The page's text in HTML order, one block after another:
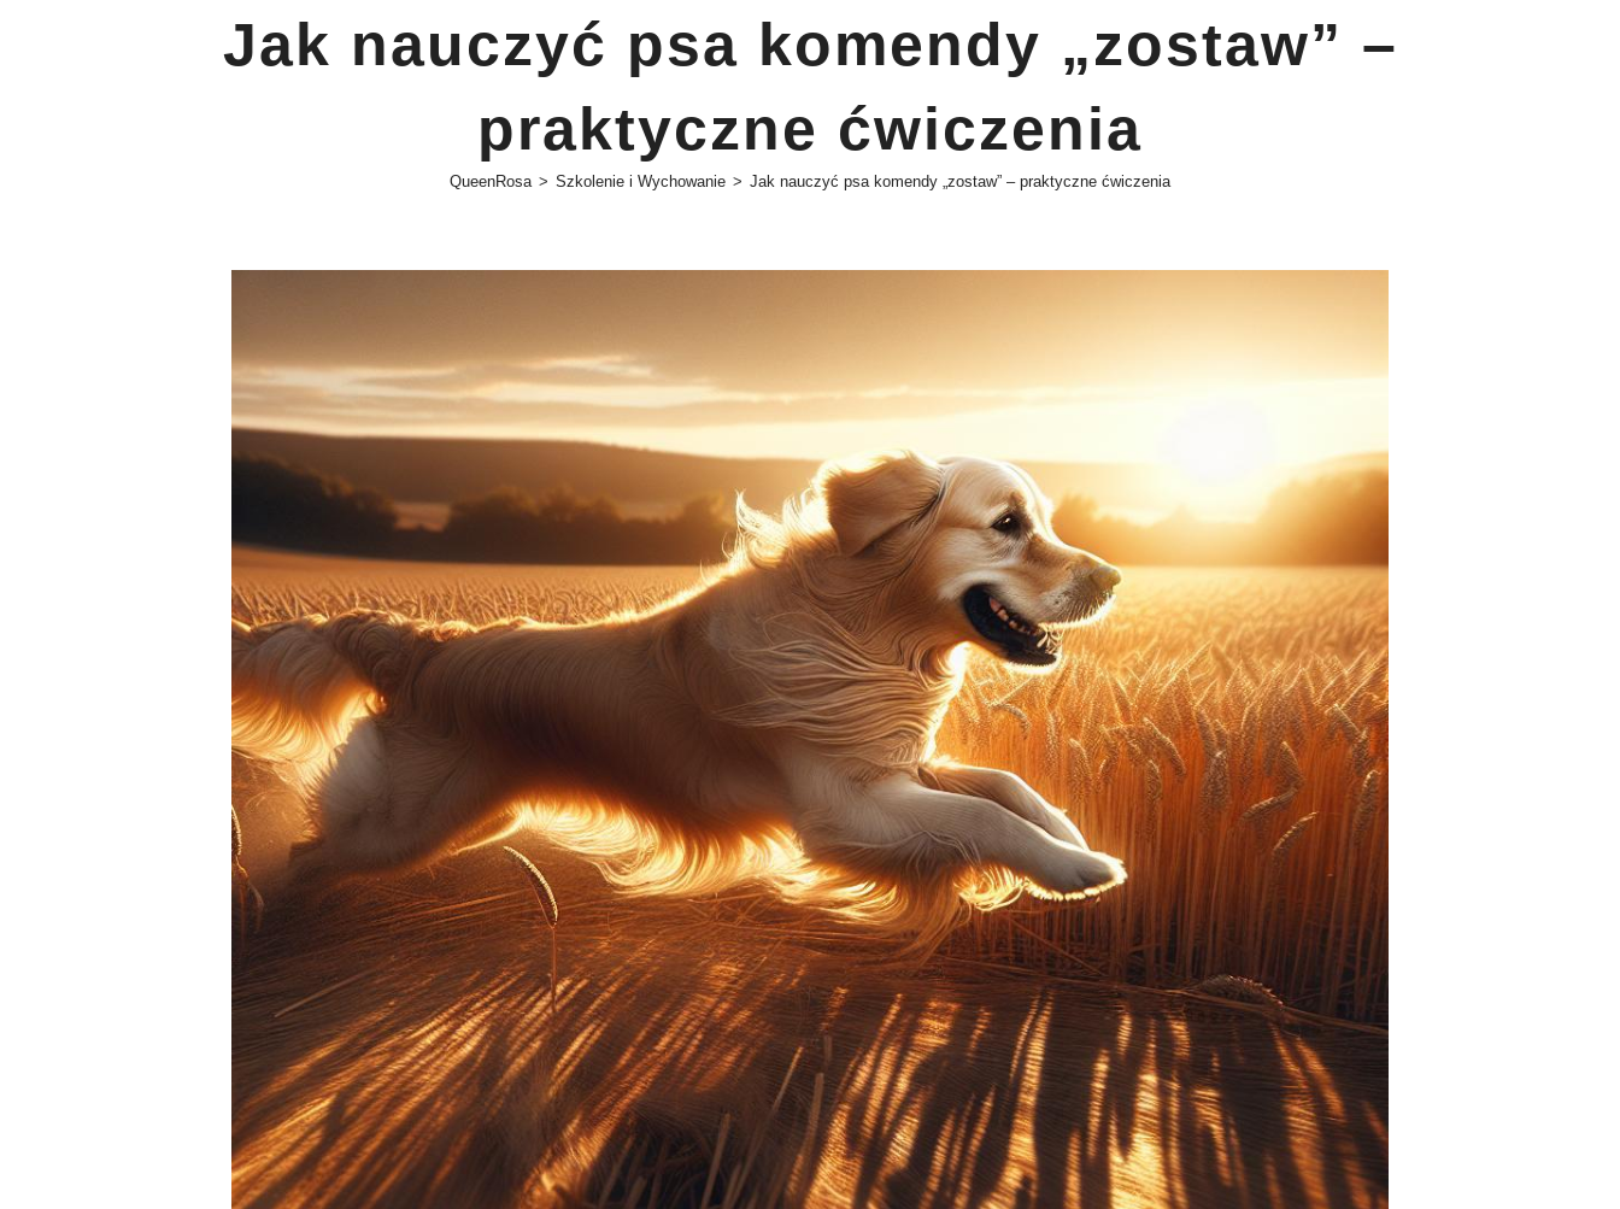
Jak nauczyć psa komendy „zostaw” –
praktyczne ćwiczenia
QueenRosa > Szkolenie i Wychowanie > Jak nauczyć psa komendy „zostaw” – praktyczne ćwiczenia